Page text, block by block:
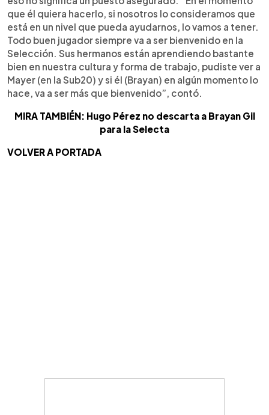
que él quiera hacerlo, si nosotros lo consideramos que
está en un nivel que pueda ayudarnos, lo vamos a tener.
Todo buen jugador siempre va a ser bienvenido en la
Selección. Sus hermanos están aprendiendo bastante
bien en nuestra cultura y forma de trabajo, pudiste ver a
Mayer (en la Sub20) y si él (Brayan) en algún momento lo
hace, va a ser más que bienvenido”, contó.
MIRA TAMBIÉN: Hugo Pérez no descarta a Brayan Gil
para la Selecta
VOLVER A PORTADA